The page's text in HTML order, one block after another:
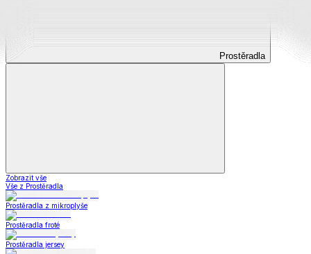
Prostěradla
Zobrazit vše
Vše z Prostěradla
Prostěradla z mikroplyše
Prostěradla froté
Prostěradla jersey